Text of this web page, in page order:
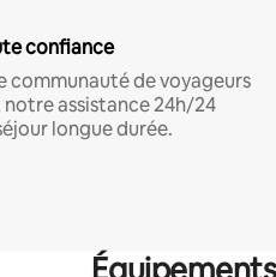
confiance
communauté de voyageurs
assistance 24h/24
longue durée.